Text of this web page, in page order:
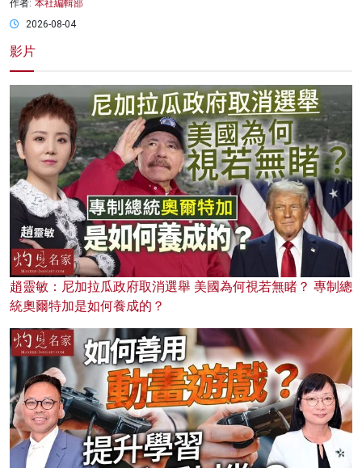
作者: 本社編輯部
2026-08-04
影片
趙靈敏：尼加拉瓜政府取消選舉 美國為何視若無睹？ 專制總
統奧爾特加是如何養成的？